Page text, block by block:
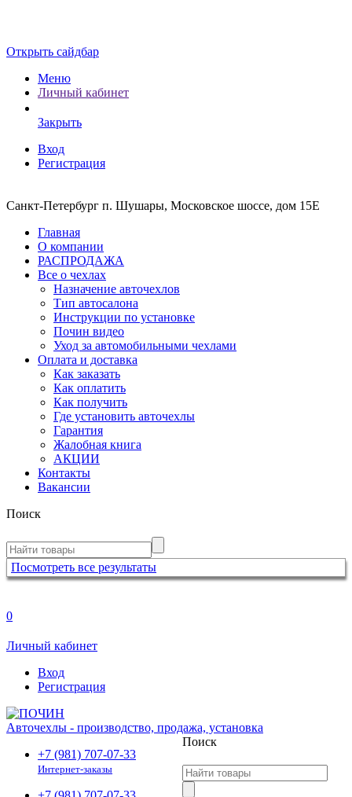
Открыть сайдбар
Меню
Личный кабинет
Закрыть
Вход
Регистрация
Санкт-Петербург п. Шушары, Московское шоссе, дом 15Е
Главная
О компании
РАСПРОДАЖА
Все о чехлах
Назначение авточехлов
Тип автосалона
Инструкции по установке
Почин видео
Уход за автомобильными чехлами
Оплата и доставка
Как заказать
Как оплатить
Как получить
Где установить авточехлы
Гарантия
Жалобная книга
АКЦИИ
Контакты
Вакансии
Поиск
Посмотреть все результаты
0
Личный кабинет
Вход
Регистрация
Авточехлы - производство, продажа, установка
+7 (981) 707-07-33
Интернет-заказы
Поиск